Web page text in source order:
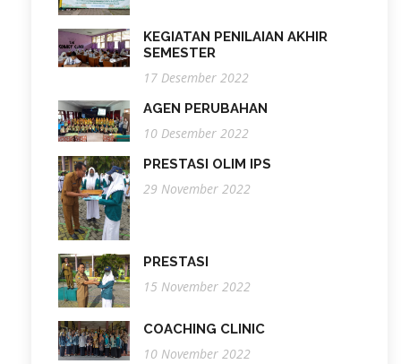
KEGIATAN PENILAIAN AKHIR
SEMESTER
17 Desember 2022
AGEN PERUBAHAN
10 Desember 2022
PRESTASI OLIM IPS
29 November 2022
PRESTASI
15 November 2022
COACHING CLINIC
10 November 2022